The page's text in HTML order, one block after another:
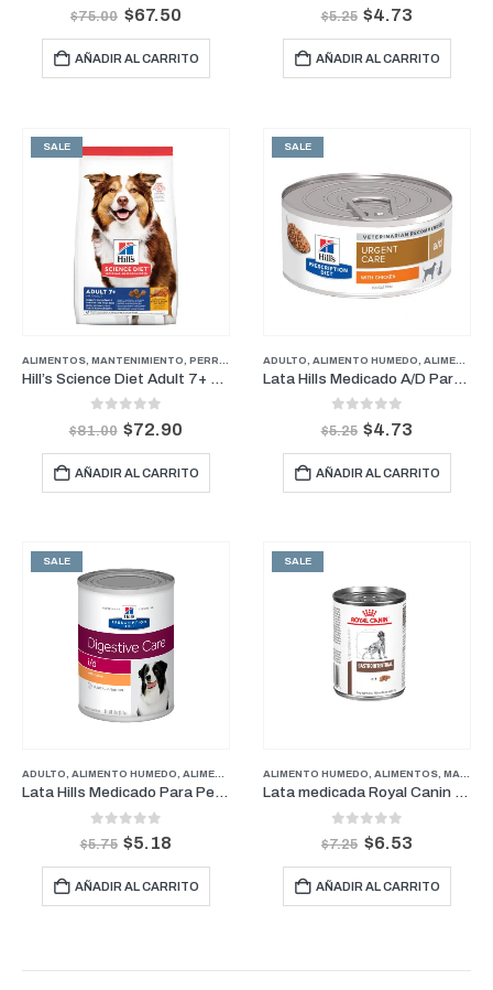
out of 5
$75.00 $67.50
AÑADIR AL CARRITO
out of 5
$5.25 $4.73
AÑADIR AL CARRITO
SALE
ALIMENTOS MANTENIMIENTO PERROS SENIOR
Hill’s Science Diet Adult 7+ Original | Perros Senior Razas Medianas y Grandes 16.5 lb
out of 5
$81.00 $72.90
AÑADIR AL CARRITO
SALE
ADULTO ALIMENTO HUMEDO ALIMENTO HUMEDO
Lata Hills Medicado A/D Para Perro Y Gato 5.5 Onz
out of 5
$5.25 $4.73
AÑADIR AL CARRITO
SALE
ADULTO, ALIMENTO HUMEDO, ALIMENTOS MEDICADOS ,PERROS
Lata Hills Medicado Para Perro Digestive Care I/D 13 onz Pavo Patté
out of 5
$5.75 $5.18
AÑADIR AL CARRITO
SALE
ALIMENTO HUMEDO, ALIMENTOS, MANTENIMIENTO
Lata medicada Royal Canin Gastrointestinal para Perro 410gr
out of 5
$7.25 $6.53
AÑADIR AL CARRITO